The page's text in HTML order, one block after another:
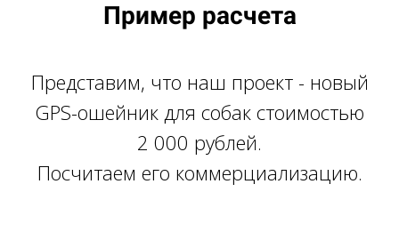
Пример расчета
Представим, что наш проект - новый
GPS-ошейник для собак стоимостью
2 000 рублей.
Посчитаем его коммерциализацию.